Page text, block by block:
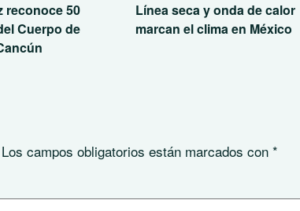
reconoce 50
Cuerpo de
Línea seca y onda de calor
marcan el clima en México
Los campos obligatorios están marcados con *